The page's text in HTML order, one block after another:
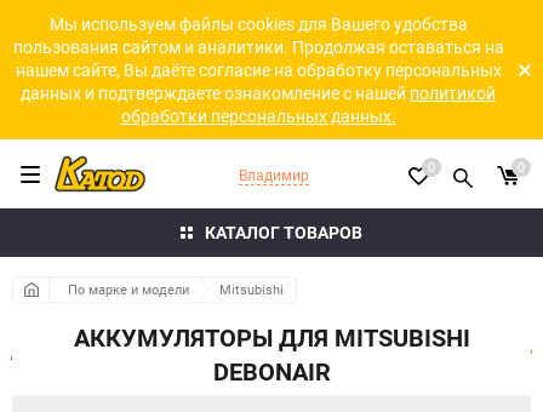
Мы используем файлы cookies для Вашего удобства
пользования сайтом и аналитики. Продолжая оставаться на
нашем сайте, Вы даёте согласие на обработку персональных
данных и подтверждаете ознакомление с нашей политикой
обработки персональных данных.
КАТАЛОГ ТОВАРОВ
Владимир 0 0
По марке и модели Mitsubishi
АККУМУЛЯТОРЫ ДЛЯ MITSUBISHI
DEBONAIR